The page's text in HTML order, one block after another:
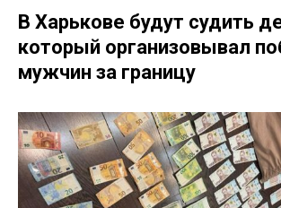
В Харькове будут судить
который организовывал
мужчин за границу